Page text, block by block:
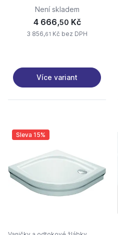
Není skladem
4 666,50 Kč
3 856,61 Kč bez DPH
Více variant
Sleva 15%